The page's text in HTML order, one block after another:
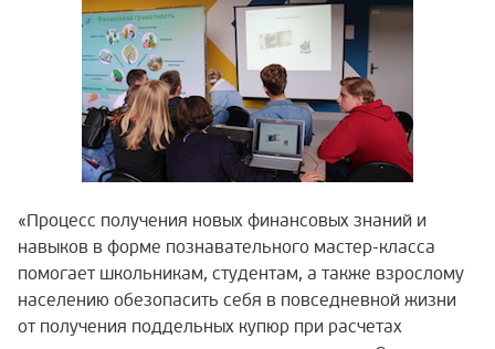
«Процесс получения новых финансовых знаний и
навыков в форме познавательного мастер-класса
помогает школьникам, студентам, а также взрослому
населению обезопасить себя в повседневной жизни
от получения поддельных купюр при расчетах